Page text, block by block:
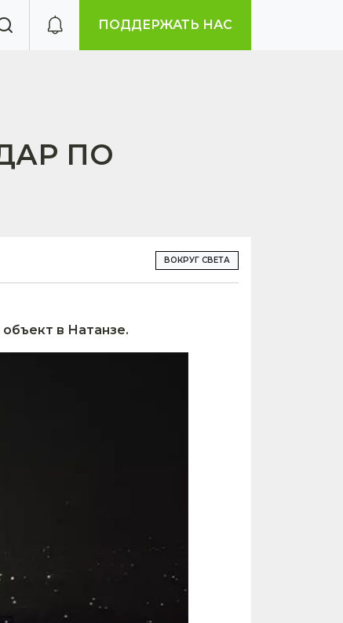
ПОДДЕРЖАТЬ НАС
ПО
ВОКРУГ СВЕТА
в Натанзе.